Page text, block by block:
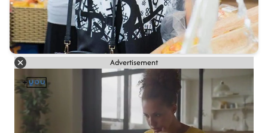
Advertisement